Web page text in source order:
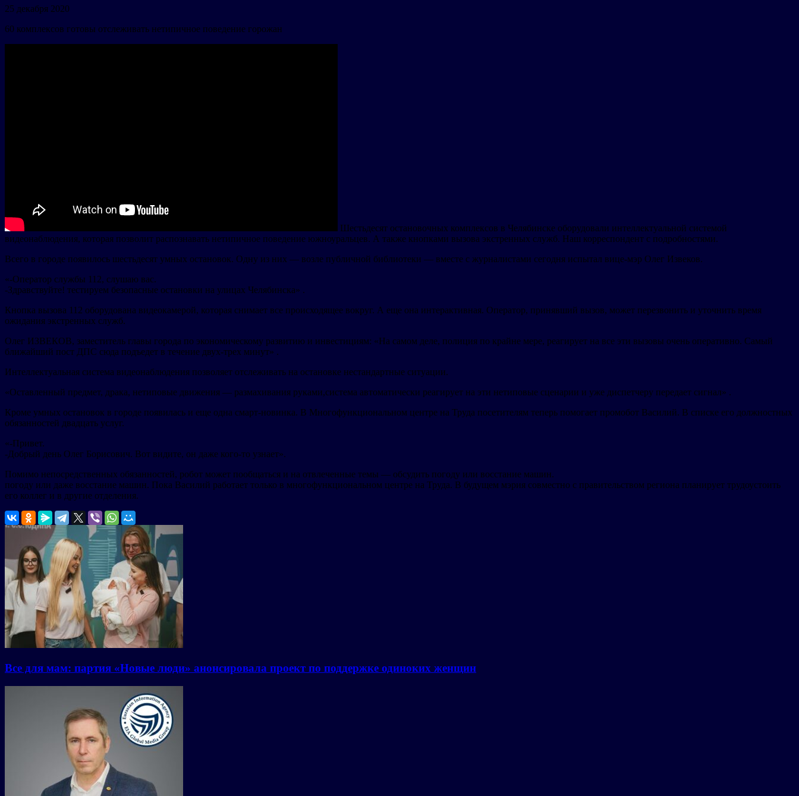
25 декабря 2020
60 комплексов готовы отслеживать нетипичное поведение горожан
Шестьдесят остановочных комплексов в Челябинске оборудовали интеллектуальной системой
видеонаблюдения, которая позволит распознавать нетипичное поведение южноуральцев. А также кнопками вызова экстренных служб. Наш корреспондент с подробностями.
Всего в городе появилось шестьдесят умных остановок. Одну из них — возле публичной библиотеки — вместе с журналистами сегодня испытал вице-мэр Олег Извеков.
«-Оператор службы 112, слушаю вас.
-Здравствуйте! тестируем безопасные остановки на улицах Челябинска» .
Кнопка вызова 112 оборудована видеокамерой, которая снимает все происходящее вокруг. А еще она интерактивная. Оператор, принявший вызов, может перезвонить и уточнить время
ожидания экстренных служб.
Олег ИЗВЕКОВ, заместитель главы города по экономическому развитию и инвестициям: «На самом деле, полиция по крайне мере, реагирует на все эти вызовы очень оперативно. Самый
ближайший пост ДПС сюда подъедет в течение двух-трех минут» .
Интеллектуальная система видеонаблюдения позволяет отслеживать на остановке нестандартные ситуации.
«Оставленный предмет, драка, нетиповые движения — размахивания руками,система автоматически реагирует на эти нетиповые сценарии и уже диспетчеру передает сигнал» .
Кроме умных остановок в городе появилась и еще одна смарт-новинка. В Многофункциональном центре на Труда посетителям теперь помогает промобот Василий. В списке его должностных
обязанностей двадцать услуг.
«-Привет.
-Добрый день Олег Борисович. Вот видите, он даже кого-то узнает».
Помимо непосредственных обязанностей, робот может пообщаться и на отвлеченные темы — обсудить погоду или восстание машин.
погоду или даже восстание машин. Пока Василий работает только в многофункциональном центре на Труда. В будущем мэрия совместно с правительством региона планирует трудоустоить
его коллег и в другие отделения.
Все для мам: партия «Новые люди» анонсировала проект по поддержке одиноких женщин